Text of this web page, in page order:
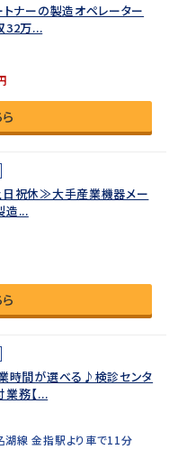
トナーの製造オペレーター
32万...
祝休≫大手産業機器メー
造...
時間が選べる♪検診センタ
務【...
線 金指駅より車で11分